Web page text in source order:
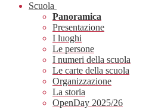
Scuola
Panoramica
Presentazione
I luoghi
Le persone
I numeri della scuola
Le carte della scuola
Organizzazione
La storia
OpenDay 2025/26